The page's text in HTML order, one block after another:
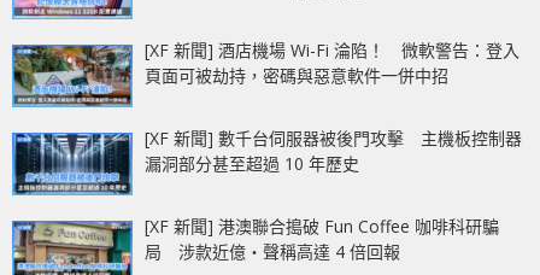
[XF 新聞] 酒店機場 Wi-Fi 淪陷！ 微軟警告：登入
頁面可被劫持，密碼與惡意軟件一併中招
[XF 新聞] 數千台伺服器被後門攻擊 主機板控制器
漏洞部分甚至超過 10 年歷史
[XF 新聞] 港澳聯合搗破 Fun Coffee 咖啡科研騙
局 涉款近億‧聲稱高達 4 倍回報